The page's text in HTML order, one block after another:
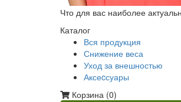
Что для вас наиболее
Каталог
Вся продукция
Снижение веса
Уход за внешностью
Аксеcсуары
Корзина (0)